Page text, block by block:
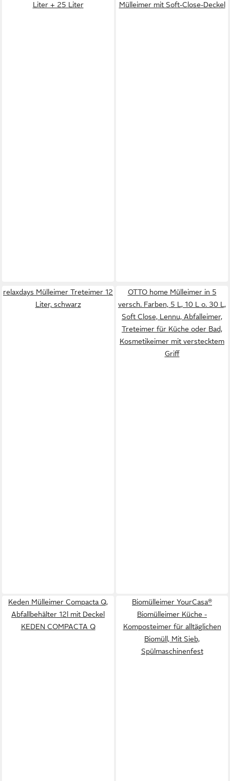
Liter + 25 Liter
Mülleimer mit Soft-Close-Deckel
relaxdays Mülleimer Treteimer 12
Liter, schwarz
OTTO home Mülleimer in 5
versch. Farben, 5 L, 10 L o. 30 L,
Soft Close, Lennu, Abfalleimer,
Treteimer für Küche oder Bad,
Kosmetikeimer mit verstecktem
Griff
Keden Mülleimer Compacta Q,
Abfallbehälter 12l mit Deckel
KEDEN COMPACTA Q
Biomülleimer YourCasa®
Biomülleimer Küche -
Komposteimer für alltäglichen
Biomüll, Mit Sieb,
Spülmaschinenfest